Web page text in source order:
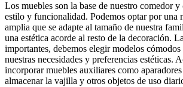
Los muebles son la base de nuestro comedor
estilo y funcionalidad. Podemos optar por una
amplia que se adapte al tamaño de nuestra
una estética acorde al resto de la decoración.
importantes, debemos elegir modelos cómodos
nuestras necesidades y preferencias estéticas.
incorporar muebles auxiliares como
almacenar la vajilla y otros objetos de uso